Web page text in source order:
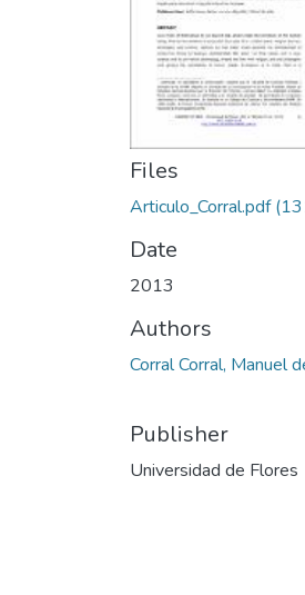
Files
Articulo_Corral.pdf
Date
2013
Authors
Corral Corral, Manuel
Publisher
Universidad de Flores